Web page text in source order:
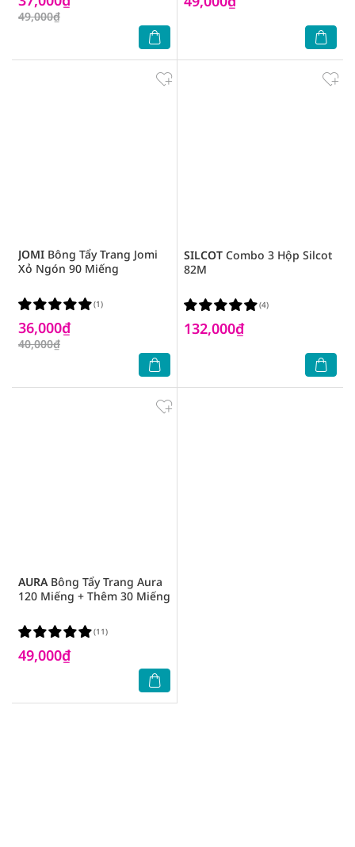
49,000₫
JOMI Bông Tẩy Trang Jomi
Xỏ Ngón 90 Miếng
36,000₫
40,000₫
(1)
SILCOT Combo 3 Hộp Silcot
82M
132,000₫
(4)
AURABông Tẩy Trang Aura
120 Miếng + Thêm 30 Miếng
49,000₫
(11)